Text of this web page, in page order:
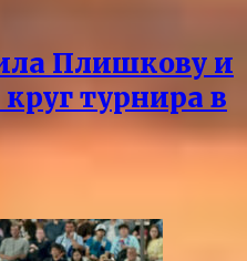
Плишкову и
турнира в